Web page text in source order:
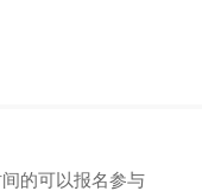
的可以报名参与